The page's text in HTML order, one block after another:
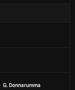
G. Donnarumma